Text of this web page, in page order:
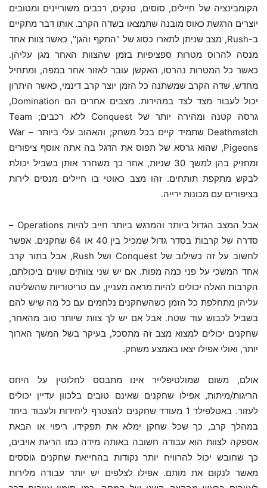
הקומבינציה של חיילים, סוסים, טנקים, רכבים משוריינים ומטובים
יוצרים הרגשת כאוס מובנה שתמצאו בשדה הקרב. אותו דבר מתקיים
ב-Rush, מצב שניתן לתארו כסוג של "התקף והגן", כאשר צוות אחד
מנסה להרוס מטרות ספציפיות בזמן שהצוות האחר מגן עליהן.
כאשר כל המטרות נהרסו, האקשן עובר לאזור אחר במפה, ומתחיל
מחדש. שדה הקרב שמשתנה כל הזמן יוצר קרב דינמי, כאשר היתרון
יכול לעבור מצד לצד במהירות. מצבים אחרים הם Domination,
גרסה קטנה ומהירה יותר של Conquest ללא רכבים; Team
Deathmatch שתמיד קיים בכל משחק; והאהוב עלי ביותר – War
Pigeons, שהוא גרסא של תפוס את הדגל בה אתה אוסף ציפורים
ומחזיק בהן למשך 30 שניות, אחר כך משחרר אותן בשביל יכולת
לבקש מתקפת תותחים. זהו מצב כאוטי בו חיילים מנסים לירות
בציפורים עם מכונות ירייה.
אבל המצב הגדול ביותר והמרגש ביותר חייב להיות Operations –
סדרה של קרבות בסדר גדול שמכיל בין 40 או 64 שחקנים. אפשר
לחשוב על זה כשילוב של Conquest ושל Rush, אבל בתור קרב
אחד המשכי על פני כמה מפות. אם יש שני צוותים שווים ביכולתם,
הקרבות האלה יכולים להיות מראה מעניין, עם טריטוריות שהשליטה
עליהן מתחלפת כל הזמן כשהשחקנים נלחמים עם כל מה שיש להם
בשביל לכבוש עוד שטח. אבל אם יש לך צוות שיותר טוב מהאחר,
שחקנים יכולים למצוא מצב זה מתסכל, בעיקר בשל המשך הארוך
יותר, ואולי אפילו יצאו באמצע משחק.
אולם, משום שמולטיפלייר אינו מתבסס לחלוטין על היחס
הריגות/מיתות, אפילו שחקנים שאינם טובים בלכוון עדיין יכולים
לעזור. באטלפילד 1 מעודד שחקנים להצטרף ליחידות ולעבוד ביחד
במהלך קרב, כך שכל שחקן ימלא את תפקידו. ריפוי או הבאת
אספקה לצוות הוא עבודה חשובה באותה מידה כמו הריגת אויבים,
כך שחובש יכול להרוויח יותר נקודות בהחייאת שחקנים גוססים
מאשר לנקום את מותם. אפילו לצלפים יש יותר עבודה מלירות